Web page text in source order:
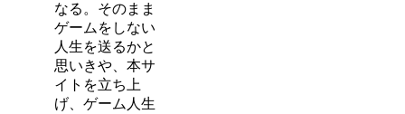
なる。そのまま
ゲームをしない
人生を送るかと
思いきや、本サ
イトを立ち上
げ、ゲーム人生